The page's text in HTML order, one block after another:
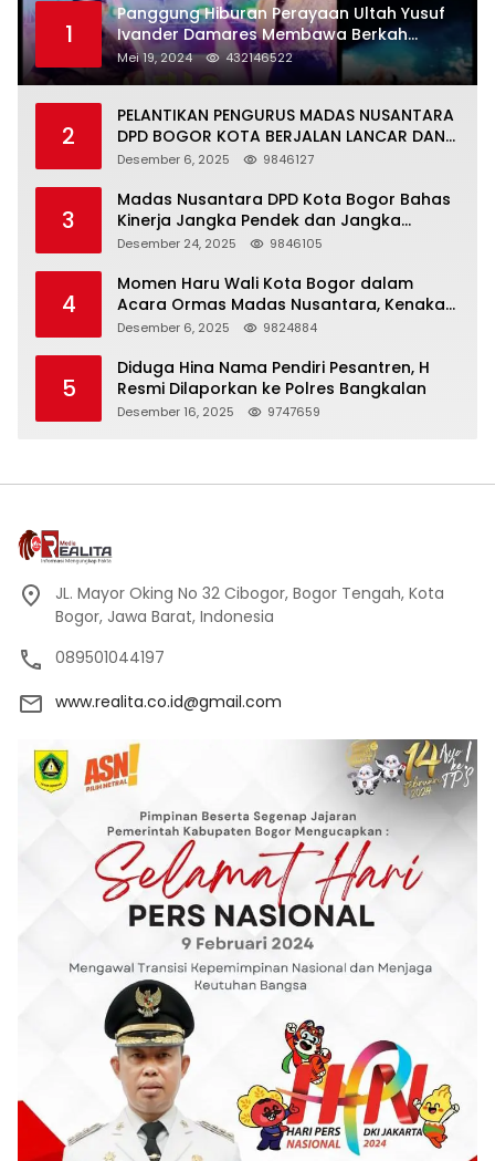
1
Panggung Hiburan Perayaan Ultah Yusuf
Ivander Damares Membawa Berkah
Warga Kejapanan
Mei 19, 2024 432146522
2
PELANTIKAN PENGURUS MADAS NUSANTARA
DPD BOGOR KOTA BERJALAN LANCAR DAN
KHIDMAT
Desember 6, 2025 9846127
3
Madas Nusantara DPD Kota Bogor Bahas
Kinerja Jangka Pendek dan Jangka
Panjang
Desember 24, 2025 9846105
4
Momen Haru Wali Kota Bogor dalam
Acara Ormas Madas Nusantara, Kenakan
Peci Hitam Tinggi sebagai Simbol
Desember 6, 2025 9824884
5
Diduga Hina Nama Pendiri Pesantren, H
Resmi Dilaporkan ke Polres Bangkalan
Desember 16, 2025 9747659
JL. Mayor Oking No 32 Cibogor, Bogor Tengah, Kota
Bogor, Jawa Barat, Indonesia
089501044197
www.realita.co.id@gmail.com